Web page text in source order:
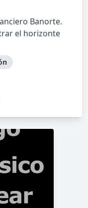
Banorte.
el horizonte